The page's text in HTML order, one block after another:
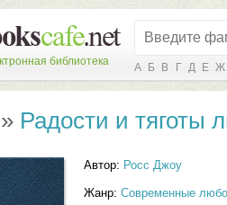
библиотека А Б В Г Д Е Ж
» Радости и тяготы
Автор: Росс Джоу
Жанр: Современные